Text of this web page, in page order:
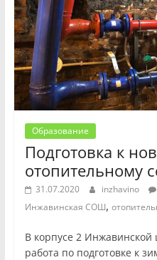
Образование
Подготовка к
отопительному
31.07.2020 inzhavino
Инжавинская СОШ,
В корпусе 2 Инжавинской
работа по подготовке к